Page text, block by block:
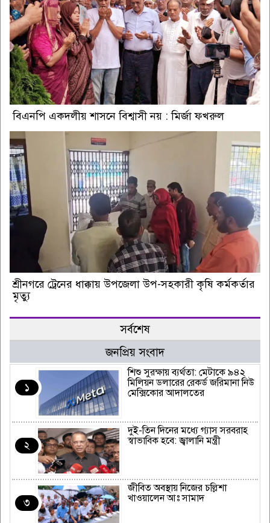
বিএনপি একদলীয় শাসনে বিশ্বাসী নয় : মির্জা ফখরুল
শ্রীনগরে ট্রেনের ধাক্কায় উপজেলা উপ-সহকারী কৃষি কর্মকর্তার
মৃত্যু
সর্বশেষ
জনপ্রিয় সংবাদ
১
শিশু সুরক্ষায় ব্যর্থতা: মেটাকে ৯৪২
মিলিয়ন ডলারের রেকর্ড জরিমানা নিউ
মেক্সিকোর আদালতের
২
দুই-তিন দিনের মধ্যে গ্যাস সরবরাহ
স্বাভাবিক হবে: জ্বালানি মন্ত্রী
৩
জীবিত অবস্থায় নিজের চল্লিশা
খাওয়ালেন আঃ সামাদ